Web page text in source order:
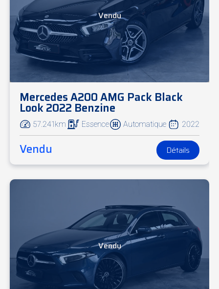
Vendu
Mercedes A200 AMG Pack Black
Look 2022 Benzine
57.241km Essence Automatique 2022
Vendu Détails
Vendu